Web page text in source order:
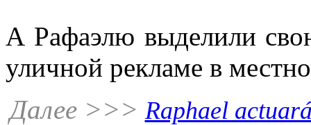
А Рафаэлю выделили
уличной рекламе в
Далее >>> Raphael